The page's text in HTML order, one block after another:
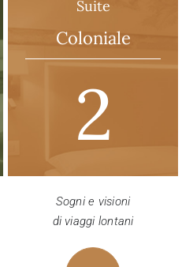
Suite
Coloniale
2
Sogni e visioni
di viaggi lontani